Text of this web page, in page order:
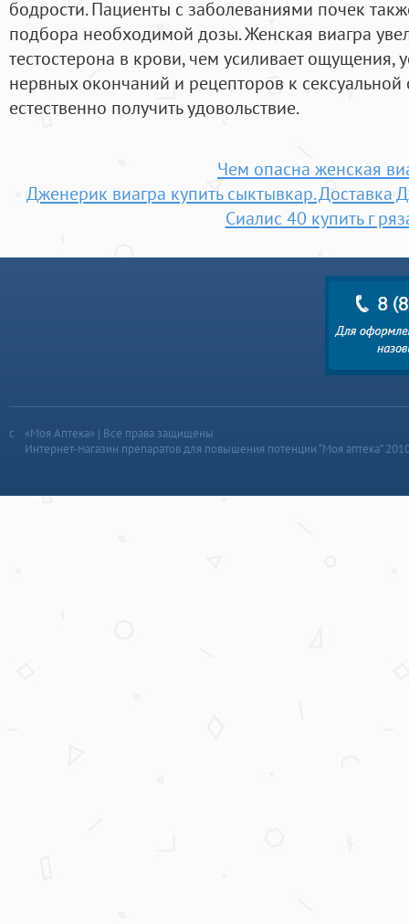
бодрости. Пациенты с заболеваниями почек
подбора необходимой дозы. Женская виагра
тестостерона в крови, чем усиливает ощущения,
нервных окончаний и рецепторов к сексуальной
естественно получить удовольствие.
Чем опасна женская
Дженерик виагра купить сыктывкар. Доставка
Сиалис 40 купить г
«Моя Аптека» | Все права защищены
Интернет-магазин препаратов для повышения потенции “Моя аптека”